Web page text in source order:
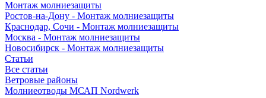
Монтаж молниезащиты
Ростов-на-Дону - Монтаж молниезащиты
Краснодар, Сочи - Монтаж молниезащиты
Москва - Монтаж молниезащиты
Новосибирск - Монтаж молниезащиты
Статьи
Все статьи
Ветровые районы
Молниеотводы МСАП Nordwerk